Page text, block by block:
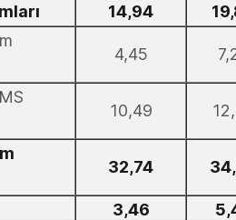
14,94
4,45
10,49
32,74
3,46